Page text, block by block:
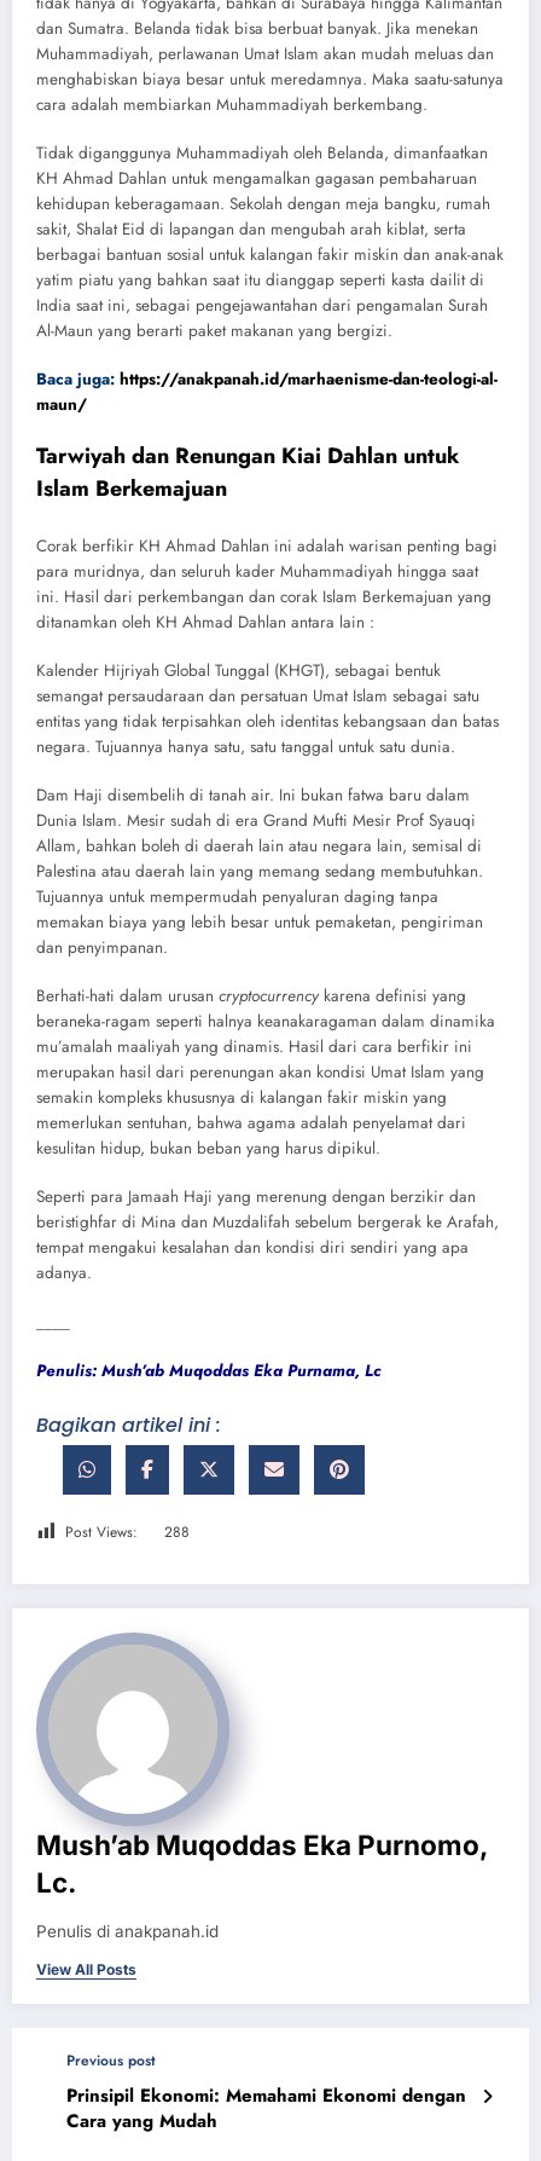
dan Sumatra. Belanda tidak bisa berbuat banyak. Jika menekan
Muhammadiyah, perlawanan Umat Islam akan mudah meluas dan
menghabiskan biaya besar untuk meredamnya. Maka saatu-satunya
cara adalah membiarkan Muhammadiyah berkembang.
Tidak diganggunya Muhammadiyah oleh Belanda, dimanfaatkan
KH Ahmad Dahlan untuk mengamalkan gagasan pembaharuan
kehidupan keberagamaan. Sekolah dengan meja bangku, rumah
sakit, Shalat Eid di lapangan dan mengubah arah kiblat, serta
berbagai bantuan sosial untuk kalangan fakir miskin dan anak-anak
yatim piatu yang bahkan saat itu dianggap seperti kasta dailit di
India saat ini, sebagai pengejawantahan dari pengamalan Surah
Al-Maun yang berarti paket makanan yang bergizi.
Baca juga: https://anakpanah.id/marhaenisme-dan-teologi-al-
maun/
Tarwiyah dan Renungan Kiai Dahlan untuk
Islam Berkemajuan
Corak berfikir KH Ahmad Dahlan ini adalah warisan penting bagi
para muridnya, dan seluruh kader Muhammadiyah hingga saat
ini. Hasil dari perkembangan dan corak Islam Berkemajuan yang
ditanamkan oleh KH Ahmad Dahlan antara lain :
Kalender Hijriyah Global Tunggal (KHGT), sebagai bentuk
semangat persaudaraan dan persatuan Umat Islam sebagai satu
entitas yang tidak terpisahkan oleh identitas kebangsaan dan batas
negara. Tujuannya hanya satu, satu tanggal untuk satu dunia.
Dam Haji disembelih di tanah air. Ini bukan fatwa baru dalam
Dunia Islam. Mesir sudah di era Grand Mufti Mesir Prof Syauqi
Allam, bahkan boleh di daerah lain atau negara lain, semisal di
Palestina atau daerah lain yang memang sedang membutuhkan.
Tujuannya untuk mempermudah penyaluran daging tanpa
memakan biaya yang lebih besar untuk pemaketan, pengiriman
dan penyimpanan.
Berhati-hati dalam urusan cryptocurrency karena definisi yang
beraneka-ragam seperti halnya keanakaragaman dalam dinamika
mu’amalah maaliyah yang dinamis. Hasil dari cara berfikir ini
merupakan hasil dari perenungan akan kondisi Umat Islam yang
semakin kompleks khususnya di kalangan fakir miskin yang
memerlukan sentuhan, bahwa agama adalah penyelamat dari
kesulitan hidup, bukan beban yang harus dipikul.
Seperti para Jamaah Haji yang merenung dengan berzikir dan
beristighfar di Mina dan Muzdalifah sebelum bergerak ke Arafah,
tempat mengakui kesalahan dan kondisi diri sendiri yang apa
adanya.
Penulis: Mush’ab Muqoddas Eka Purnama, Lc
Bagikan artikel ini :
Post Views: 288
Mush’ab Muqoddas Eka Purnomo,
Lc.
Penulis di anakpanah.id
View All Posts
Previous post
Prinsipil Ekonomi: Memahami Ekonomi dengan
Cara yang Mudah